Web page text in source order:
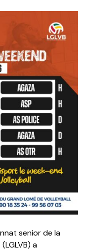
senior de la
a